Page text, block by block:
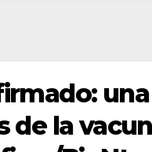
una
de la